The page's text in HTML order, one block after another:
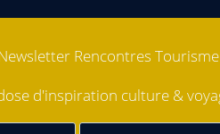
Rencontres
d'inspiration culture &